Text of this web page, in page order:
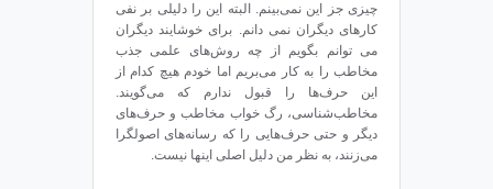
چیزی جز این نمی‌بینم. البته این را دلیلی بر نفی
کارهای دیگران نمی دانم. برای خوشایند دیگران
می توانم بگویم از چه روش‌های علمی جذب
مخاطب را به کار می‌بریم اما خودم هیچ کدام از
این حرف‌ها را قبول ندارم که می‌گویند.
مخاطب‌شناسی، رگ خواب مخاطب و حرف‌های
دیگر و حتی حرف‌هایی را که رسانه‌های اصولگرا
می‌زنند، به نظر من دلیل اصلی اینها نیست.